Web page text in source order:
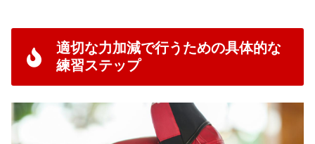
適切な力加減で行うための具体的な
練習ステップ